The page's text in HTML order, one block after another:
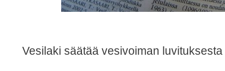
Vesilaki säätää vesivoiman luvituksesta